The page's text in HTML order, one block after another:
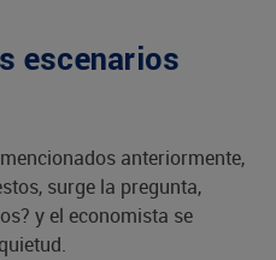
escenarios
anteriormente,
surge la pregunta,
y el economista se